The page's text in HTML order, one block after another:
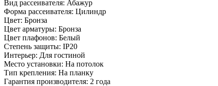
Вид рассеивателя: Абажур
Форма рассеивателя: Цилиндр
Цвет: Бронза
Цвет арматуры: Бронза
Цвет плафонов: Белый
Степень защиты: IP20
Интерьер: Для гостиной
Место установки: На потолок
Тип крепления: На планку
Гарантия производителя: 2 года